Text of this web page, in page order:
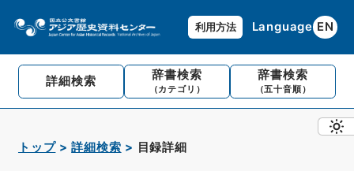
利用方法 Language EN
詳細検索 辞書検索
（カテゴリ）
辞書検索
（五十音順）
トップ 詳細検索 目録詳細